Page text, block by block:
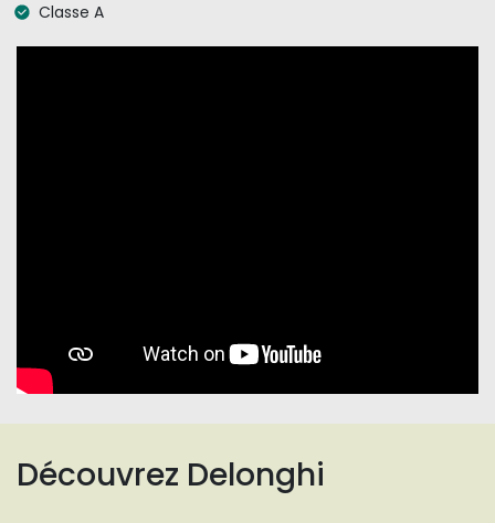
Classe A
Découvrez Delonghi